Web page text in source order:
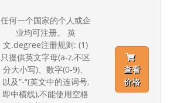
任何一个国家的个人或企
业均可注册。 英
文.degree注册规则: (1)
只提供英文字母(a-z,不区
分大小写)、数字(0-9)、
以及”-“(英文中的连词号,
即中横线),不能使用空格
查看
价格